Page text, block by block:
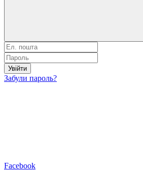
Увійти
Забули пароль?
Facebook